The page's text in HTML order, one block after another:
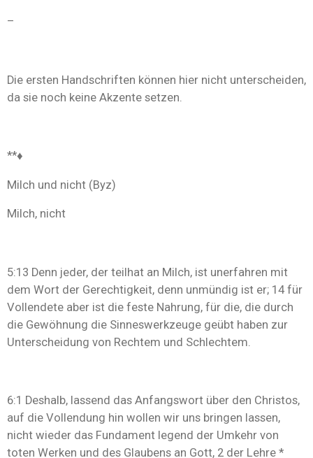
–
Die ersten Handschriften können hier nicht unterscheiden,
da sie noch keine Akzente setzen.
**♦
Milch und nicht (Byz)
Milch, nicht
5:13 Denn jeder, der teilhat an Milch, ist unerfahren mit
dem Wort der Gerechtigkeit, denn unmündig ist er; 14 für
Vollendete aber ist die feste Nahrung, für die, die durch
die Gewöhnung die Sinneswerkzeuge geübt haben zur
Unterscheidung von Rechtem und Schlechtem.
6:1 Deshalb, lassend das Anfangswort über den Christos,
auf die Vollendung hin wollen wir uns bringen lassen,
nicht wieder das Fundament legend der Umkehr von
toten Werken und des Glaubens an Gott, 2 der Lehre *